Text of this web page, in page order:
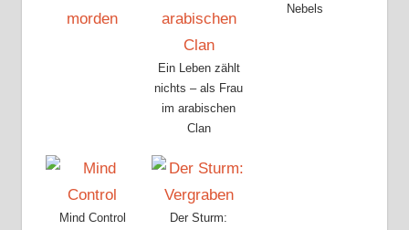
Ein Leben zählt
nichts – als Frau
im arabischen
Clan
Nebels
Mind Control
Der Sturm: